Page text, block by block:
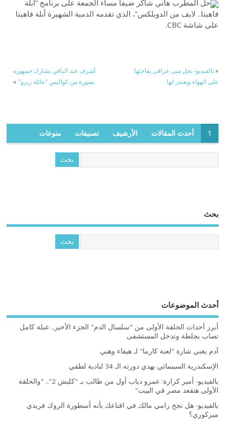
حل المطرب هاني شاكر ضيفا مساء الجمعة على برنامج “أبلة
فاهيتا.. لايف من الدوبلكس”، الذي تقدمه الدمية الشهيرة أبلة فاهيتا
على شاشة CBC.
«بالفيديو- نجل منى عراقي يفاجئها
على الهواء ويعتذر لها
أشرف عبد الباقي يشارك جمهوره
بصورة من كواليس "عائلة زيزو" »
1 أحدث المقالات الأرشيف تصنيفات منوعات
بحث
أحدث الموضوعات
أبرز أحداث الحلقة الأولى من "سلسال الدم" الجزء الأخير.. عبلة كامل
تصاب بجلطة وتدخل المستشفى
آدم يغني شارة "لعنة كارما" لـ هيفاء وهبي
الإسكندرية السينمائي يهدي دورته الـ 34 لنادية لطفي
بالفيديو- أمير كرارة: عمرو دياب أول من طالب بـ "كلبش 2".. "والحلقة
الأولى هتقعد مصر في البيت"
بالفيديو- هل نجح رامي مالك في اقناعك بأنه أسطورة الروك فريدي
ميركوري؟